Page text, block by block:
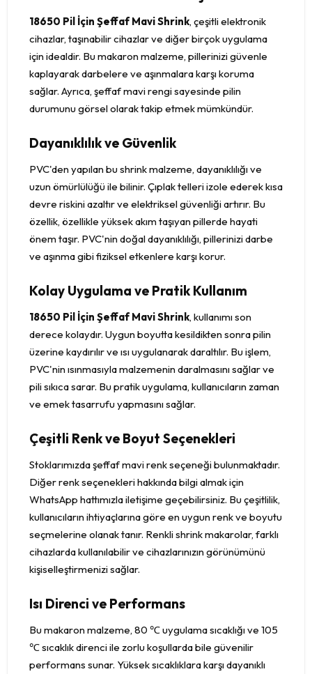
18650 Pil İçin Şeffaf Mavi Shrink, çeşitli elektronik
cihazlar, taşınabilir cihazlar ve diğer birçok uygulama
için idealdir. Bu makaron malzeme, pillerinizi güvenle
kaplayarak darbelere ve aşınmalara karşı koruma
sağlar. Ayrıca, şeffaf mavi rengi sayesinde pilin
durumunu görsel olarak takip etmek mümkündür.
Dayanıklılık ve Güvenlik
PVC'den yapılan bu shrink malzeme, dayanıklılığı ve
uzun ömürlülüğü ile bilinir. Çıplak telleri izole ederek kısa
devre riskini azaltır ve elektriksel güvenliği artırır. Bu
özellik, özellikle yüksek akım taşıyan pillerde hayati
önem taşır. PVC'nin doğal dayanıklılığı, pillerinizi darbe
ve aşınma gibi fiziksel etkenlere karşı korur.
Kolay Uygulama ve Pratik Kullanım
18650 Pil İçin Şeffaf Mavi Shrink, kullanımı son
derece kolaydır. Uygun boyutta kesildikten sonra pilin
üzerine kaydırılır ve ısı uygulanarak daraltılır. Bu işlem,
PVC'nin ısınmasıyla malzemenin daralmasını sağlar ve
pili sıkıca sarar. Bu pratik uygulama, kullanıcıların zaman
ve emek tasarrufu yapmasını sağlar.
Çeşitli Renk ve Boyut Seçenekleri
Stoklarımızda şeffaf mavi renk seçeneği bulunmaktadır.
Diğer renk seçenekleri hakkında bilgi almak için
WhatsApp hattımızla iletişime geçebilirsiniz. Bu çeşitlilik,
kullanıcıların ihtiyaçlarına göre en uygun renk ve boyutu
seçmelerine olanak tanır. Renkli shrink makarolar, farklı
cihazlarda kullanılabilir ve cihazlarınızın görünümünü
kişiselleştirmenizi sağlar.
Isı Direnci ve Performans
Bu makaron malzeme, 80 ℃ uygulama sıcaklığı ve 105
℃ sıcaklık direnci ile zorlu koşullarda bile güvenilir
performans sunar. Yüksek sıcaklıklara karşı dayanıklı